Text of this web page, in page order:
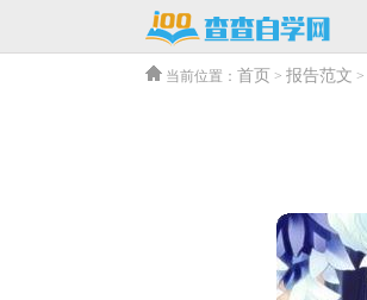
当前位置： 首页 > 报告范文 >